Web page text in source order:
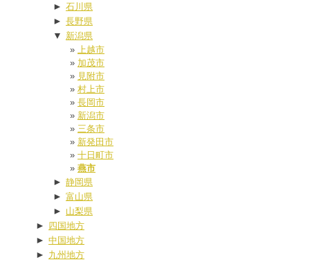
► 石川県
► 長野県
▼ 新潟県
上越市
加茂市
見附市
村上市
長岡市
新潟市
三条市
新発田市
十日町市
燕市
► 静岡県
► 富山県
► 山梨県
► 四国地方
► 中国地方
► 九州地方